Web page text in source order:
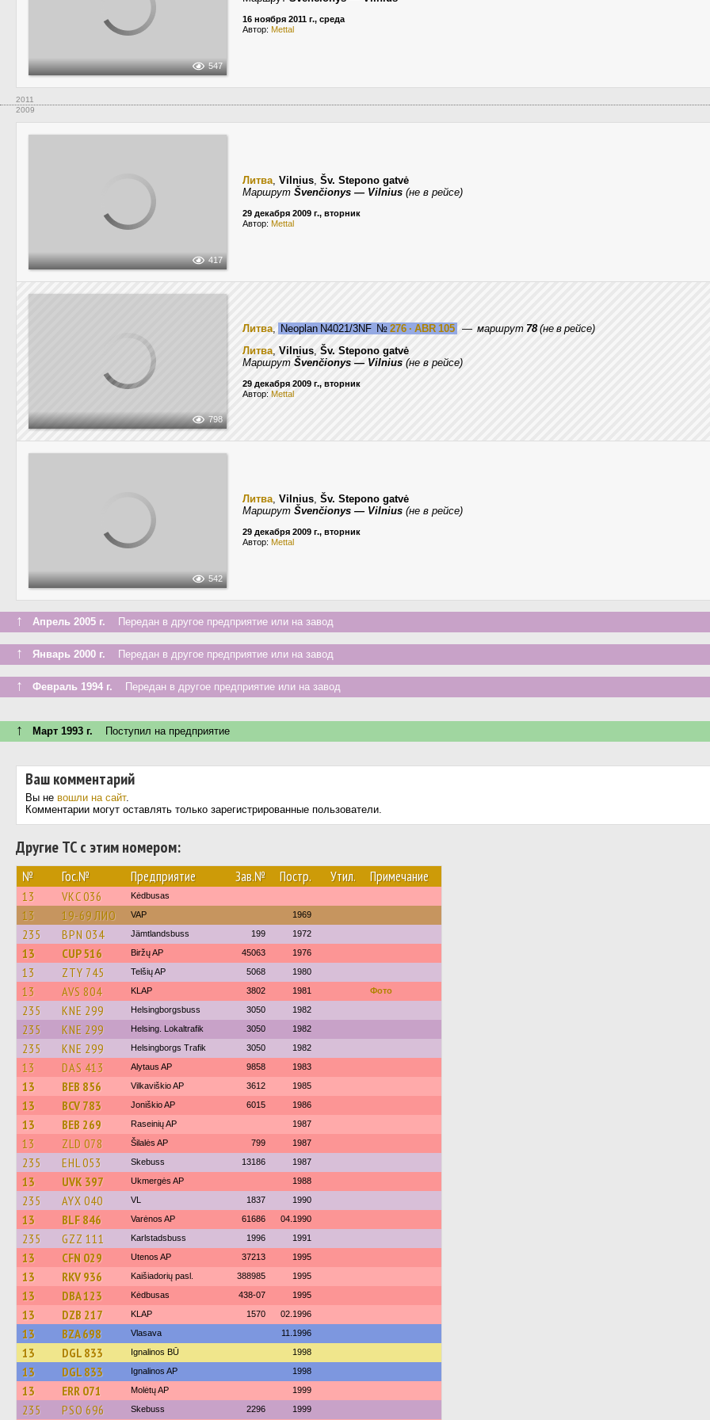
547
16 ноября 2011 г., среда
Автор: Mettal
2011
2009
417
Литва, Vilnius, Šv. Stepono gatvė
Маршрут Švenčionys — Vilnius (не в рейсе)
29 декабря 2009 г., вторник
Автор: Mettal
798
Литва, Neoplan N4021/3NF № 276 · ABR 105 — маршрут 78(не в рейсе)
Литва, Vilnius, Šv. Stepono gatvė
Маршрут Švenčionys — Vilnius (не в рейсе)
29 декабря 2009 г., вторник
Автор: Mettal
542
Литва, Vilnius, Šv. Stepono gatvė
Маршрут Švenčionys — Vilnius (не в рейсе)
29 декабря 2009 г., вторник
Автор: Mettal
↑ Апрель 2005 г. Передан в другое предприятие или на завод
↑ Январь 2000 г. Передан в другое предприятие или на завод
↑ Февраль 1994 г. Передан в другое предприятие или на завод
↑ Март 1993 г. Поступил на предприятие
Ваш комментарий
Вы не вошли на сайт.
Комментарии могут оставлять только зарегистрированные пользователи.
Другие ТС с этим номером:
№ Гос.№ Предприятие Зав.№ Постр. Утил. Примечание
13 VKC 036 Kėdbusas
13 19-69 ЛИО VAP 1969
235 BPN 034 Jämtlandsbuss 199 1972
13 CUP 516 Biržų AP 45063 1976
13 ZTY 745 Telšių AP 5068 1980
13 AVS 804 KLAP 3802 1981 Фото
235 KNE 299 Helsingborgsbuss 3050 1982
235 KNE 299 Helsing. Lokaltrafik 3050 1982
235 KNE 299 Helsingborgs Trafik 3050 1982
13 DAS 413 Alytaus AP 9858 1983
13 BEB 856 Vilkaviškio AP 3612 1985
13 BCV 783 Joniškio AP 6015 1986
13 BEB 269 Raseinių AP 1987
13 ZLD 078 Šilalės AP 799 1987
235 EHL 053 Skebuss 13186 1987
13 UVK 397 Ukmergės AP 1988
235 AYX 040 VL 1837 1990
13 BLF 846 Varėnos AP 61686 04.1990
235 GZZ 111 Karlstadsbuss 1996 1991
13 CFN 029 Utenos AP 37213 1995
13 RKV 936 Kaišiadorių pasl. 388985 1995
13 DBA 123 Kėdbusas 438-07 1995
13 DZB 217 KLAP 1570 02.1996
13 BZA 698 Vlasava 11.1996
13 DGL 833 Ignalinos BŪ 1998
13 DGL 833 Ignalinos AP 1998
13 ERR 071 Molėtų AP 1999
235 PSO 696 Skebuss 2296 1999